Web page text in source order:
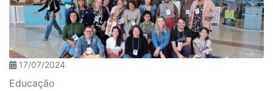
17/07/2024
Educação